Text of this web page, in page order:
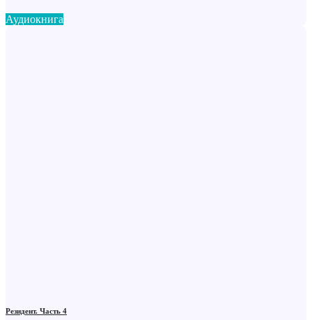
Аудиокнига
Резидент. Часть 4